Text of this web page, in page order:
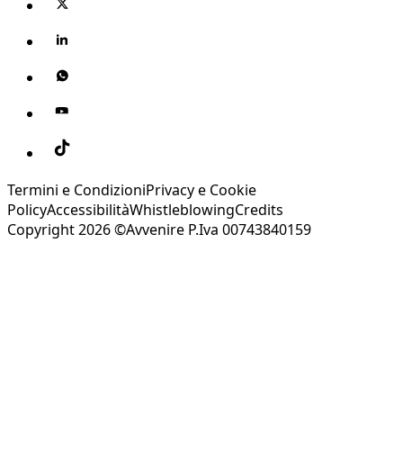
Termini e CondizioniPrivacy e Cookie
PolicyAccessibilitàWhistleblowingCredits
Copyright 2026 ©Avvenire P.Iva 00743840159